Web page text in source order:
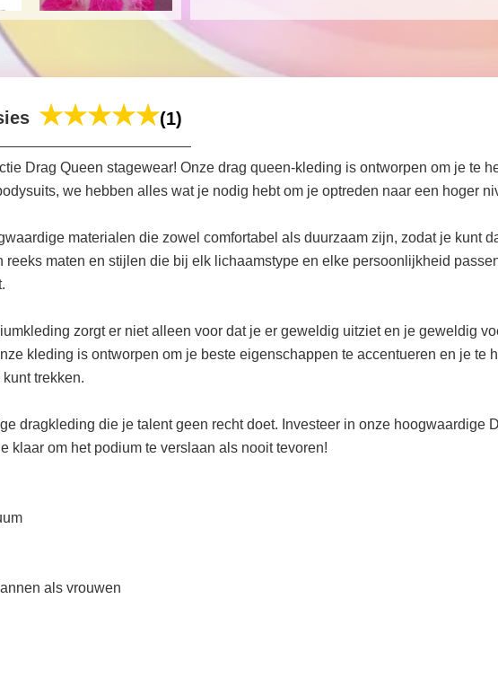
(1)
Drag Queen stagewear! Onze drag queen-kleding is ontworpen om je te
we hebben alles wat je nodig hebt om je optreden naar een hoger
materialen die zowel comfortabel als duurzaam zijn, zodat je kunt
reeks maten en stijlen die bij elk lichaamstype en elke persoonlijkheid
zorgt er niet alleen voor dat je er geweldig uitziet en je geweldig
kleding is ontworpen om je beste eigenschappen te accentueren en je te
trekken.
dragkleding die je talent geen recht doet. Investeer in onze hoogwaardige
klaar om het podium te verslaan als nooit tevoren!
als vrouwen